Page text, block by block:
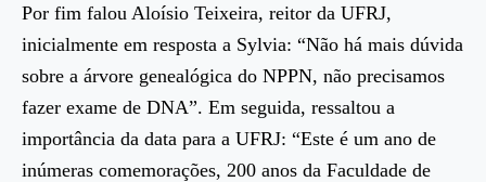
Por fim falou Aloísio Teixeira, reitor da UFRJ,
inicialmente em resposta a Sylvia: “Não há mais dúvida
sobre a árvore genealógica do NPPN, não precisamos
fazer exame de DNA”. Em seguida, ressaltou a
importância da data para a UFRJ: “Este é um ano de
inúmeras comemorações, 200 anos da Faculdade de